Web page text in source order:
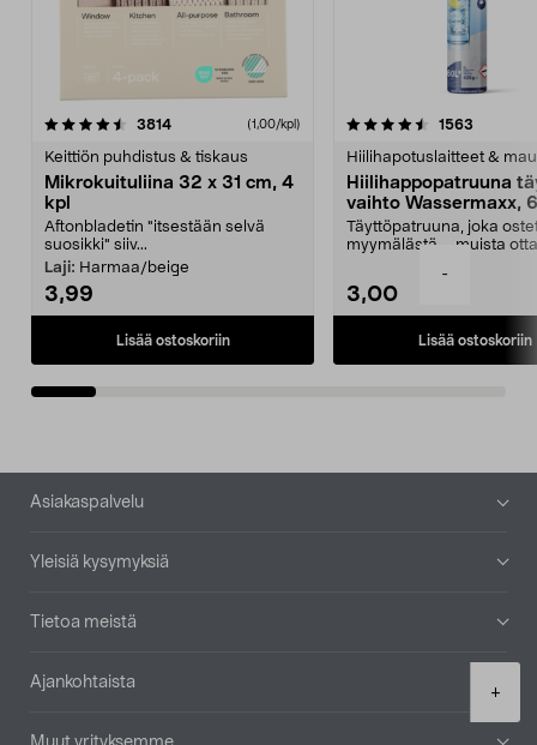
-
+
3814arvostelut (1,00/kpl)
Keittiön puhdistus & tiskaus
Mikrokuituliina 32 x 31 cm, 4
kpl
Aftonbladetin "itsestään selvä
suosikki" siiv...
Laji: Harmaa/beige
3,99
Lisää ostoskoriin
4.5viidestä
1563
Hiilihapotuslaitteet &
Hiilihappopatruuna
vaihto Wassermaxx,
Täyttöpatruuna, joka
myymälästä – muista
3,00
Lisää ostoskoriin
4.5viidestä
Alatunniste
Asiakaspalvelu
Yleisiä kysymyksiä
Tietoa meistä
Ajankohtaista